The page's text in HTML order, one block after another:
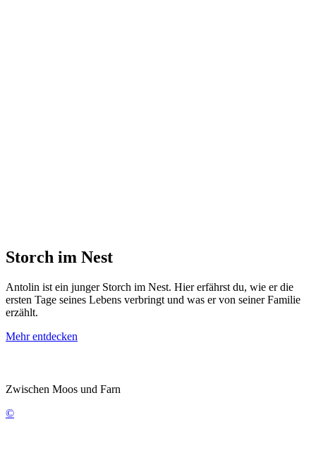
Storch im Nest
Antolin ist ein junger Storch im Nest. Hier erfährst du, wie er die
ersten Tage seines Lebens verbringt und was er von seiner Familie
erzählt.
Mehr entdecken
Zwischen Moos und Farn
©